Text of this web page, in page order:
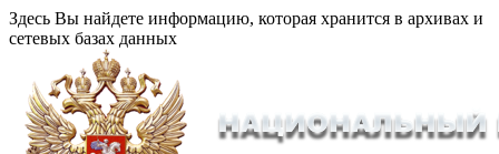
Здесь Вы найдете информацию, которая хранится в архивах и
сетевых базах данных